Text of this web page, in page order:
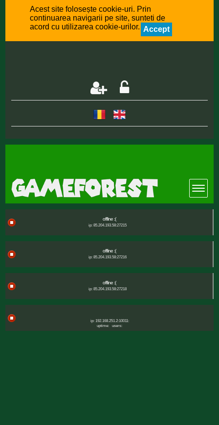
Acest site folosește cookie-uri. Prin
continuarea navigarii pe site, sunteti de
acord cu utilizarea cookie-urilor. Accept
offline :(
ip: 85.204.193.58:27215
offline :(
ip: 85.204.193.58:27216
offline :(
ip: 85.204.193.58:27218
ip: 192.168.251.2:10011:
uptime:
users: